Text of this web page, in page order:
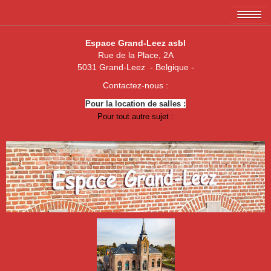
L'association EGL asbl
Amicale des 3 x 20
Association "Un enfant, une vie"
Royal Football Club Grand-Leez
Les pêcheurs réunis
Club des Jeunes de Grand-Leez
Nouvelle jeune paume Grand-Leez
Espace Grand-Leez asbl
Rue de la Place, 2A
5031 Grand-Leez - Belgique -
Contactez-nous :
Pour la location de salles :
Pour tout autre sujet :